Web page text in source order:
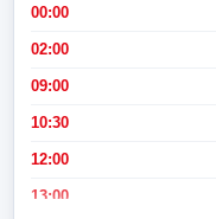
00:00
02:00
09:00
10:30
12:00
13:00